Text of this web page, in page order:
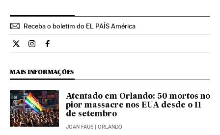
Receba o boletim do EL PAÍS América
Internacional El País Brasil en Twitter
Internacional El País Brasil en Instagram
Internacional El País Brasil en Facebook
MAIS INFORMAÇÕES
Atentado em Orlando: 50 mortos no
pior massacre nos EUA desde o 11
de setembro
JOAN FAUS | ORLANDO